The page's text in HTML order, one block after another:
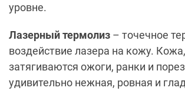
уровне.
Лазерный термолиз – точечное
воздействие лазера на кожу.
затягиваются ожоги, ранки и
удивительно нежная, ровная и